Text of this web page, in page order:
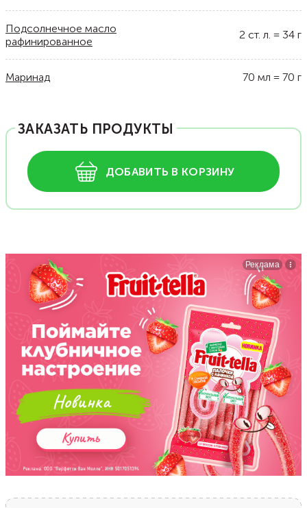
Подсолнечное масло
рафинированное
2 ст. л. = 34 г
Маринад 70 мл = 70 г
ЗАКАЗАТЬ ПРОДУКТЫ
ДОБАВИТЬ В КОРЗИНУ